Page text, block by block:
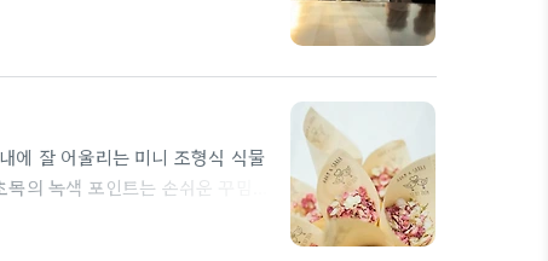
적 큰 포트 하나로 시각적 효과
인테리어의 완성도가 달라진다.
설치 위치 역시…
에 잘 어울리는 미니 조형식 식물
의 녹색 포인트는 손쉬운 꾸밈
더 선명하게 유지됩니다. 토양은